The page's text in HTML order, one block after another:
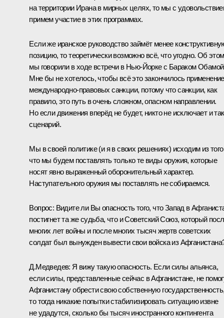
на территории Ирана в мирных целях, то мы с
примем участие в этих программах.
Если же иранское руководство займёт менее
позицию, то теоретически возможно всё, что угодно. Об этом
мы говорили в ходе встречи в Нью-Йорке с Бараком Обамой
Мне бы не хотелось, чтобы всё это закончилось
международно-правовых санкции, потому что санкции, как
правило, это путь в очень сложном, опасном направлении.
Но если движения вперёд не будет, никто не исключает и
сценарий.
Мы в своей политике (и я в своих решениях) исходим из
что мы будем поставлять только те виды оружия, которые
носят явно выраженный оборонительный характер.
Наступательного оружия мы поставлять не собираемся.
Вопрос: Видите ли Вы опасность того, что Запад в
постигнет та же судьба, что и Советский Союз, который
многих лет войны и после многих тысяч жертв советских
солдат был вынужден вывести свои войска из
Д.Медведев: Я вижу такую опасность. Если силы альянса,
если силы, представленные сейчас в Афганистане, не
Афганистану обрести свою собственную
то тогда никакие попытки стабилизировать ситуацию извне
не удадутся, сколько бы тысяч иностранного контингента